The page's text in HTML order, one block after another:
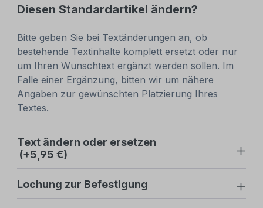
Diesen Standardartikel ändern?
Bitte geben Sie bei Textänderungen an, ob
bestehende Textinhalte komplett ersetzt oder nur
um Ihren Wunschtext ergänzt werden sollen. Im
Falle einer Ergänzung, bitten wir um nähere
Angaben zur gewünschten Platzierung Ihres
Textes.
Text ändern oder ersetzen
(+5,95 €)
Lochung zur Befestigung